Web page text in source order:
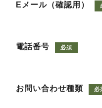
Eメール（確認用）
電話番号 必須
お問い合わせ種類 必